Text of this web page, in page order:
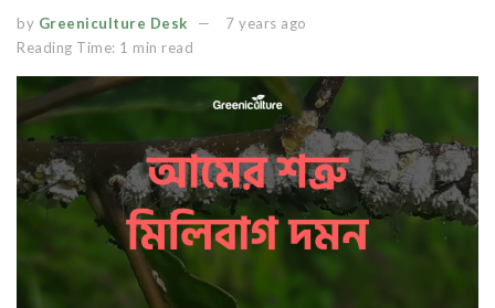
by Greeniculture Desk
7 years ago
Reading Time: 1 min read